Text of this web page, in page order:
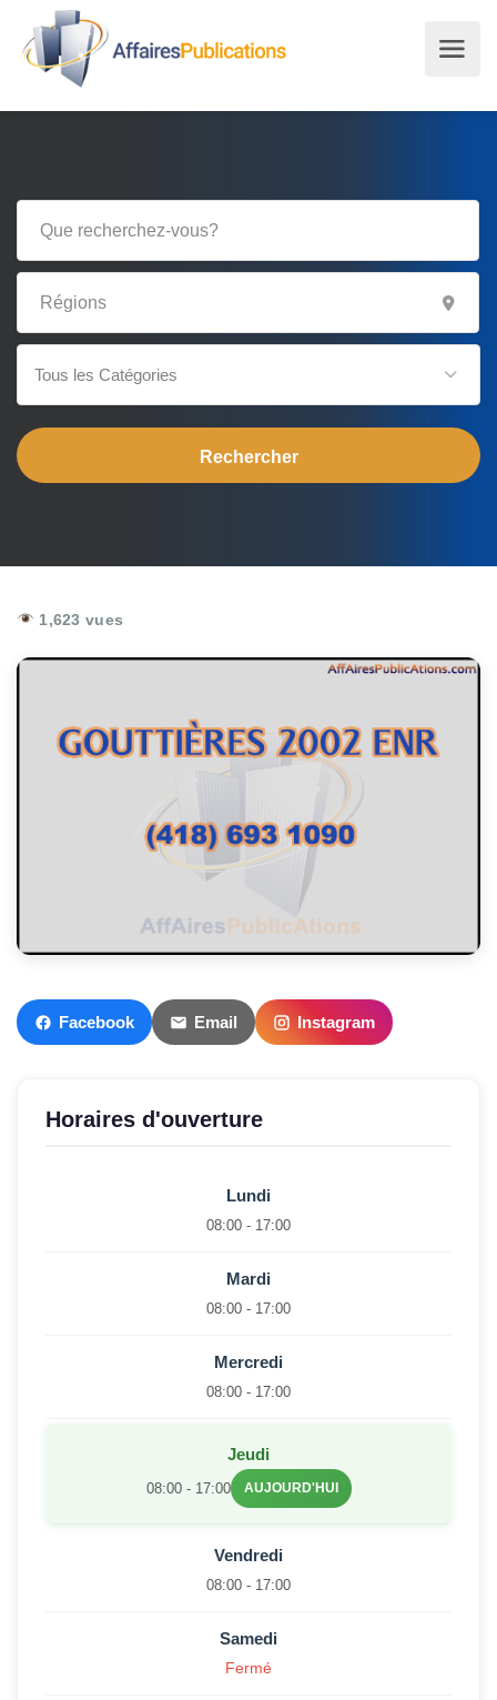
Tous les Catégories
1,623 vues
Facebook Email Instagram
Horaires d'ouverture
Lundi
08:00 - 17:00
Mardi
08:00 - 17:00
Mercredi
08:00 - 17:00
Jeudi
08:00 - 17:00 AUJOURD'HUI
Vendredi
08:00 - 17:00
Samedi
Fermé